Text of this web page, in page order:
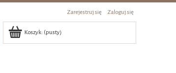
Zarejestruj się Zaloguj się
Koszyk: (pusty)